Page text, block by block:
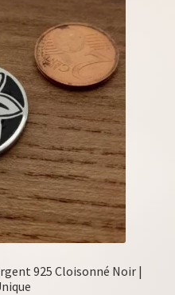
925 Cloisonné Noir |